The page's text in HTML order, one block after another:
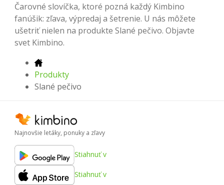
Čarovné slovíčka, ktoré pozná každý Kimbino
fanúšik: zľava, výpredaj a šetrenie. U nás môžete
ušetriť nielen na produkte Slané pečivo. Objavte
svet Kimbino.
Produkty
Slané pečivo
Najnovšie letáky, ponuky a zľavy
Stiahnuť v
Stiahnuť v